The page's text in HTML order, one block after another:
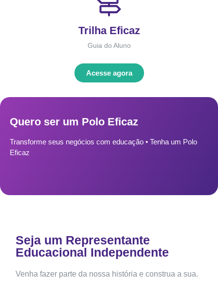
Trilha Eficaz
Guia do Aluno
Acesse agora
Quero ser um Polo Eficaz
Transforme seus negócios com educação • Tenha um Polo
Eficaz
Seja um Representante
Educacional Independente
Venha fazer parte da nossa história e construa a sua.